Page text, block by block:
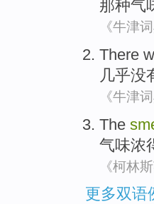
那种气
《牛津词
There
几乎没
《牛津词
The
气味浓
《柯林
更多双语